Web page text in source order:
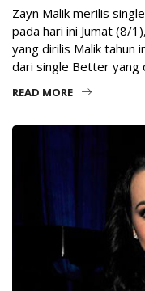
Zayn Malik merilis
pada hari ini Jumat (8/
yang dirilis Malik tahun
dari single Better yang
READ MORE